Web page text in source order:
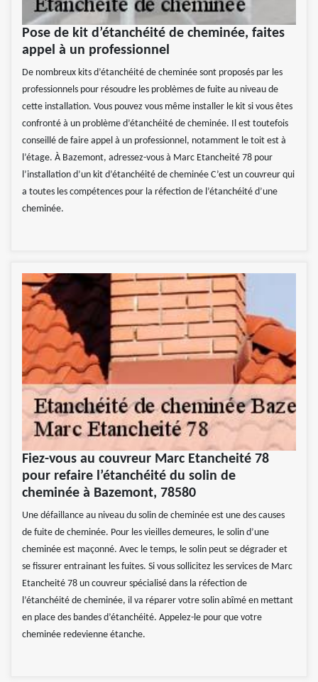
Pose de kit d’étanchéité de cheminée, faites
appel à un professionnel
De nombreux kits d’étanchéité de cheminée sont proposés par les
professionnels pour résoudre les problèmes de fuite au niveau de
cette installation. Vous pouvez vous même installer le kit si vous êtes
confronté à un problème d’étanchéité de cheminée. Il est toutefois
conseillé de faire appel à un professionnel, notamment le toit est à
l’étage. À Bazemont, adressez-vous à Marc Etancheité 78 pour
l’installation d’un kit d’étanchéité de cheminée C’est un couvreur qui
a toutes les compétences pour la réfection de l’étanchéité d’une
cheminée.
Fiez-vous au couvreur Marc Etancheité 78
pour refaire l’étanchéité du solin de
cheminée à Bazemont, 78580
Une défaillance au niveau du solin de cheminée est une des causes
de fuite de cheminée. Pour les vieilles demeures, le solin d’une
cheminée est maçonné. Avec le temps, le solin peut se dégrader et
se fissurer entrainant les fuites. Si vous sollicitez les services de Marc
Etancheité 78 un couvreur spécialisé dans la réfection de
l’étanchéité de cheminée, il va réparer votre solin abîmé en mettant
en place des bandes d’étanchéité. Appelez-le pour que votre
cheminée redevienne étanche.